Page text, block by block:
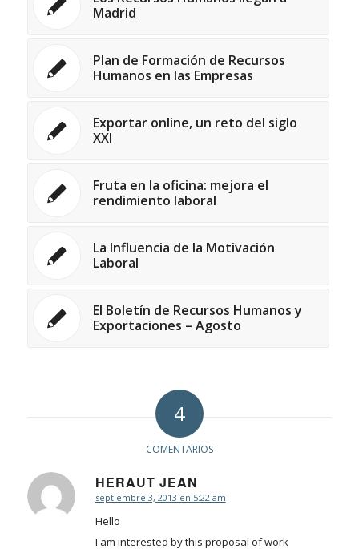
Madrid
Plan de Formación de Recursos
Humanos en las Empresas
Exportar online, un reto del siglo
XXI
Fruta en la oficina: mejora el
rendimiento laboral
La Influencia de la Motivación
Laboral
El Boletín de Recursos Humanos y
Exportaciones – Agosto
4
COMENTARIOS
HERAUT JEAN
Dice:
septiembre 3, 2013 en 5:22 am
Hello
I am interested by this proposal of work